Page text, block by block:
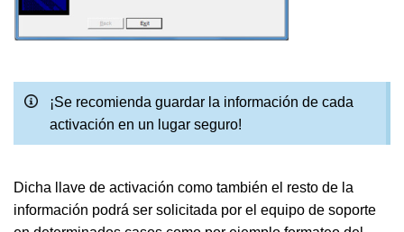
¡Se recomienda guardar la información de cada
activación en un lugar seguro!
Dicha llave de activación como también el resto de la
información podrá ser solicitada por el equipo de soporte